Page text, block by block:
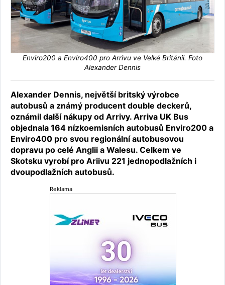
Enviro200 a Enviro400 pro Arrivu ve Velké Británii. Foto
Alexander Dennis
Alexander Dennis, největší britský výrobce
autobusů a známý producent double deckerů,
oznámil další nákupy od Arrivy. Arriva UK Bus
objednala 164 nízkoemisních autobusů Enviro200 a
Enviro400 pro svou regionální autobusovou
dopravu po celé Anglii a Walesu. Celkem ve
Skotsku vyrobí pro Ariivu 221 jednopodlažních i
dvoupodlažních autobusů.
Reklama